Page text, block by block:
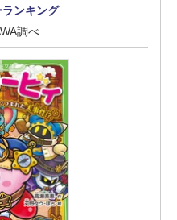
ンキング
調べ